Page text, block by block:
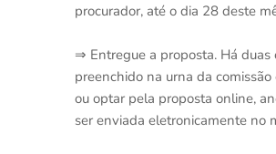
procurador, até o dia 28 deste
⇒ Entregue a proposta. Há
preenchido na urna da
ou optar pela proposta online,
ser enviada eletronicamente no